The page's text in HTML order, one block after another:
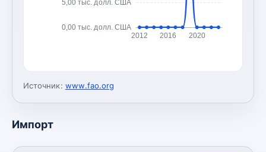
0,00 тыс. долл. США
5,00 тыс. долл. США
2012 2016 2020
Источник: www.fao.org
Импорт